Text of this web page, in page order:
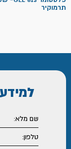
תרמוקיר